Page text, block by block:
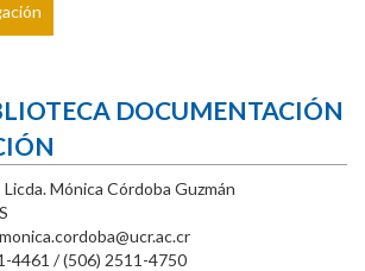
DOCUMENTACIÓN
Licda. Mónica Córdoba Guzmán
monica.cordoba@ucr.ac.cr
4461 / (506) 2511-4750